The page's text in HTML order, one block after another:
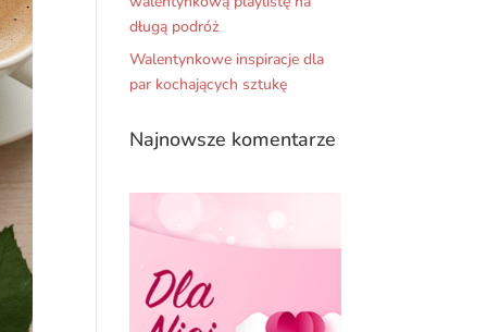
długą podróż
Walentynkowe inspiracje dla
par kochających sztukę
Najnowsze komentarze